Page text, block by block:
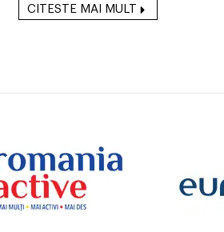
CITESTE MAI MULT